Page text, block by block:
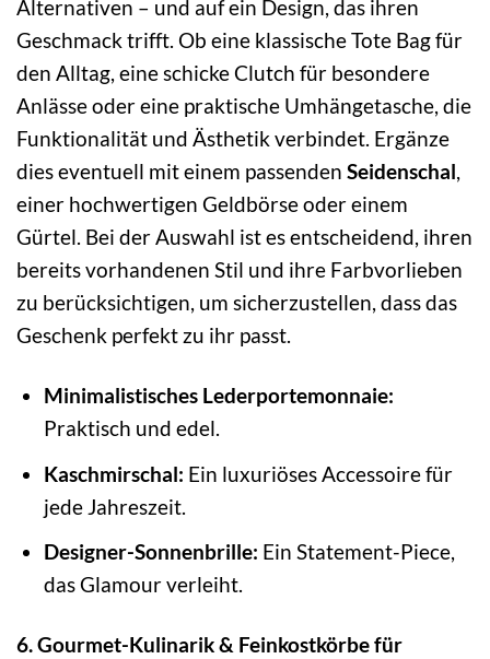
Alternativen – und auf ein Design, das ihren
Geschmack trifft. Ob eine klassische Tote Bag für
den Alltag, eine schicke Clutch für besondere
Anlässe oder eine praktische Umhängetasche, die
Funktionalität und Ästhetik verbindet. Ergänze
dies eventuell mit einem passenden Seidenschal,
einer hochwertigen Geldbörse oder einem
Gürtel. Bei der Auswahl ist es entscheidend, ihren
bereits vorhandenen Stil und ihre Farbvorlieben
zu berücksichtigen, um sicherzustellen, dass das
Geschenk perfekt zu ihr passt.
Minimalistisches Lederportemonnaie:
Praktisch und edel.
Kaschmirschal: Ein luxuriöses Accessoire für
jede Jahreszeit.
Designer-Sonnenbrille: Ein Statement-Piece,
das Glamour verleiht.
6. Gourmet-Kulinarik & Feinkostkörbe für